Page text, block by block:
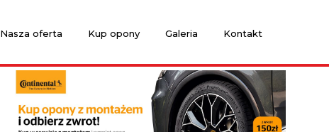
Nasza oferta Kup opony Galeria Kontakt